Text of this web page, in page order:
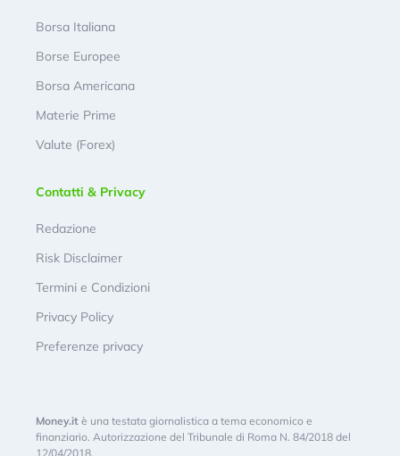
Borsa Italiana
Borse Europee
Borsa Americana
Materie Prime
Valute (Forex)
Contatti & Privacy
Redazione
Risk Disclaimer
Termini e Condizioni
Privacy Policy
Preferenze privacy
Money.it è una testata giornalistica a tema economico e
finanziario. Autorizzazione del Tribunale di Roma N. 84/2018 del
12/04/2018.